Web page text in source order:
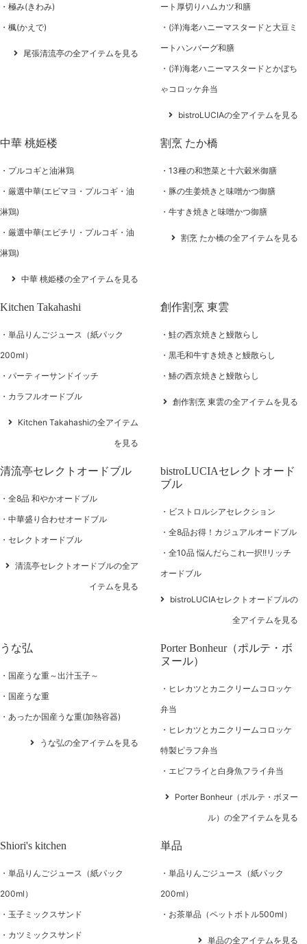
極み(きわみ)
楓(かえで)
尾張清流亭の全アイテムを見る
ート厚切りハムカツ和膳
(洋)海老ハニーマスタードと大豆ミ
ートハンバーグ和膳
(洋)海老ハニーマスタードとかぼち
ゃコロッケ弁当
bistroLUCIAの全アイテムを見る
中華 桃姫楼
プルコギと油淋鶏
厳選中華(エビマヨ・プルコギ・油
淋鶏)
厳選中華(エビチリ・プルコギ・油
淋鶏)
中華 桃姫楼の全アイテムを見る
割烹 たか橋
13種の和惣菜と十六穀米御膳
豚の生姜焼きと味噌かつ御膳
牛すき焼きと味噌かつ御膳
割烹 たか橋の全アイテムを見る
Kitchen Takahashi
単品りんごジュース（紙パック
200ml）
パーティーサンドイッチ
カラフルオードブル
Kitchen Takahashiの全アイテム
を見る
創作割烹 東雲
鮭の西京焼きと鰻散らし
黒毛和牛すき焼きと鰻散らし
鰆の西京焼きと鰻散らし
創作割烹 東雲の全アイテムを見る
清流亭セレクトオードブル
全8品 和やかオードブル
中華盛り合わせオードブル
セレクトオードブル
清流亭セレクトオードブルの全ア
イテムを見る
bistroLUCIAセレクトオード
ブル
ビストロルシアセレクション
全8品お得！カジュアルオードブル
全10品 悩んだらこれ一択!!リッチ
オードブル
bistroLUCIAセレクトオードブルの
全アイテムを見る
うな弘
国産うな重～出汁玉子～
国産うな重
あったか国産うな重(加熱容器)
うな弘の全アイテムを見る
Porter Bonheur（ポルテ・ボ
ヌール）
ヒレカツとカニクリームコロッケ
弁当
ヒレカツとカニクリームコロッケ
特製ピラフ弁当
エビフライと白身魚フライ弁当
Porter Bonheur（ポルテ・ボヌー
ル）の全アイテムを見る
Shiori's kitchen
単品りんごジュース（紙パック
200ml）
玉子ミックスサンド
カツミックスサンド
単品
単品りんごジュース（紙パック
200ml）
お茶単品（ペットボトル500ml）
単品の全アイテムを見る